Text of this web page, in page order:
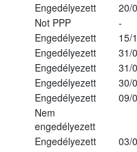
Engedélyezett
20/
Not PPP
-
Engedélyezett
15/
Engedélyezett
31/
Engedélyezett
31/
Engedélyezett
30/
Engedélyezett
09/
Nem
engedélyezett
Engedélyezett
03/